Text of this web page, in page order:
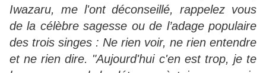
Iwazaru, me l'ont déconseillé, rappelez vous
de la célèbre sagesse ou de l’adage populaire
des trois singes : Ne rien voir, ne rien entendre
et ne rien dire. "Aujourd'hui c'en est trop, je te